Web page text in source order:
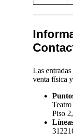
Las
venta física
Piso